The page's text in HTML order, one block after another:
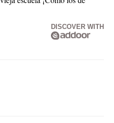
DISCOVER WITH